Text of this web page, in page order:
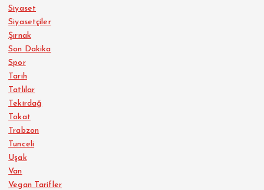
Siyaset
Siyasetçiler
Şırnak
Son Dakika
Spor
Tarih
Tatlılar
Tekirdağ
Tokat
Trabzon
Tunceli
Uşak
Van
Vegan Tarifler